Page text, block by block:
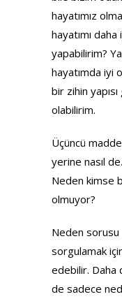
hayatımız
hayatımı
yapabilirim?
hayatımda iyi
bir zihin
olabilirim.
Üçüncü
yerine nasıl
Neden kimse
olmuyor?
Neden sorusu
sorgulamak
edebilir. Daha
de sadece